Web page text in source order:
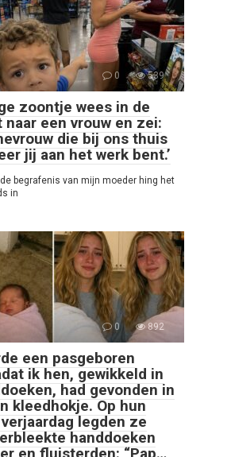
0 539
zoontje wees in de
een vrouw en zei:
die bij ons thuis
jij aan het werk bent.’
begrafenis van mijn moeder hing het
in
0 892
een pasgeboren
ik hen, gewikkeld in
had gevonden in
kleedhokje. Op hun
legden ze
handdoeken